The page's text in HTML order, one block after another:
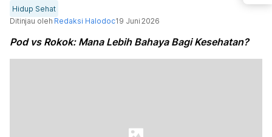
Hidup Sehat
Ditinjau oleh Redaksi Halodoc19 Juni 2026
Pod vs Rokok: Mana Lebih Bahaya Bagi Kesehatan?